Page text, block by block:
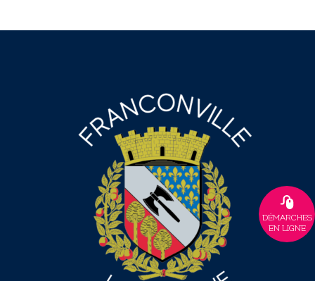
DÉMARCHES
EN LIGNE